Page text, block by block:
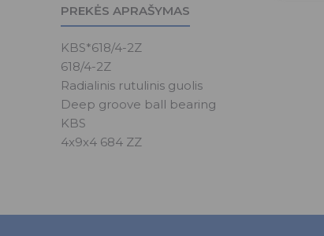
PREKĖS APRAŠYMAS
KBS*618/4-2Z
618/4-2Z
Radialinis rutulinis guolis
Deep groove ball bearing
KBS
4x9x4 684 ZZ